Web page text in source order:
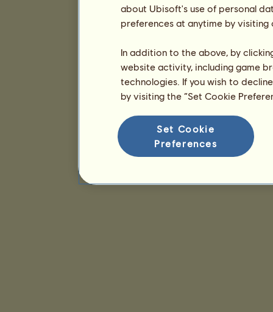
about Ubisoft's use of personal
preferences at anytime by
In addition to the above, by
website activity, including game
technologies. If you wish to
by visiting the “Set Cookie
Set Cookie
Preferences